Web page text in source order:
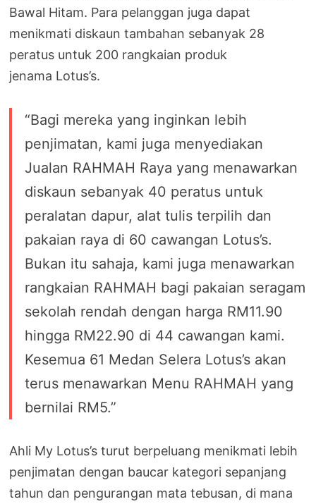
Bawal Hitam. Para pelanggan juga dapat
menikmati diskaun tambahan sebanyak 28
peratus untuk 200 rangkaian produk
jenama Lotus’s.
“Bagi mereka yang inginkan lebih
penjimatan, kami juga menyediakan
Jualan RAHMAH Raya yang menawarkan
diskaun sebanyak 40 peratus untuk
peralatan dapur, alat tulis terpilih dan
pakaian raya di 60 cawangan Lotus’s.
Bukan itu sahaja, kami juga menawarkan
rangkaian RAHMAH bagi pakaian seragam
sekolah rendah dengan harga RM11.90
hingga RM22.90 di 44 cawangan kami.
Kesemua 61 Medan Selera Lotus’s akan
terus menawarkan Menu RAHMAH yang
bernilai RM5.”
Ahli My Lotus’s turut berpeluang menikmati lebih
penjimatan dengan baucar kategori sepanjang
tahun dan pengurangan mata tebusan, di mana